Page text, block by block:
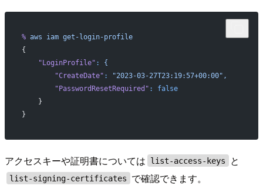
% aws iam get-login-profile
{
    "LoginProfile"
:
{
        "CreateDate"
:
"2023-03-27T23:19:57+00:00",
        "PasswordResetRequired"
:
false
    }
}
アクセスキーや証明書については list-access-keys と
list-signing-certificates で確認できます。